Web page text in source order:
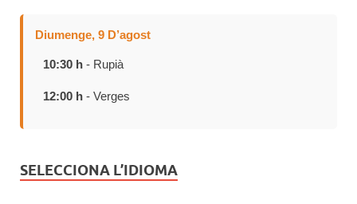
Diumenge, 9 D’agost
10:30 h - Rupià
12:00 h - Verges
SELECCIONA L’IDIOMA